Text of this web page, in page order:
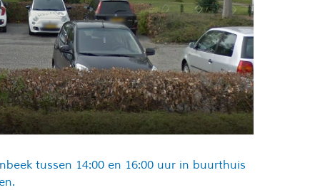
tussen 14:00 en 16:00 uur in buurthuis